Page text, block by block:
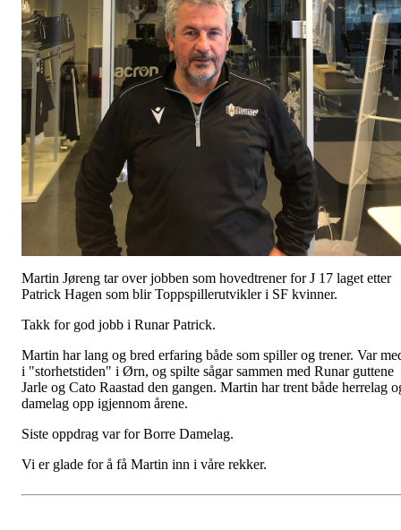
Martin Jøreng tar over jobben som hovedtrener for J 17 laget etter
Patrick Hagen som blir Toppspillerutvikler i SF kvinner.
Takk for god jobb i Runar Patrick.
Martin har lang og bred erfaring både som spiller og trener. Var
i "storhetstiden" i Ørn, og spilte sågar sammen med Runar guttene
Jarle og Cato Raastad den gangen. Martin har trent både herrelag
damelag opp igjennom årene.
Siste oppdrag var for Borre Damelag.
Vi er glade for å få Martin inn i våre rekker.